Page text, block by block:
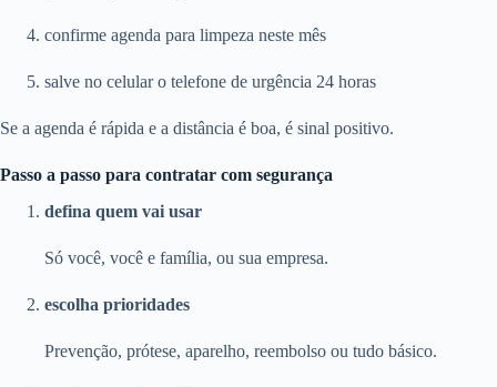
confirme agenda para limpeza neste mês
salve no celular o telefone de urgência 24 horas
Se a agenda é rápida e a distância é boa, é sinal positivo.
Passo a passo para contratar com segurança
defina quem vai usar
Só você, você e família, ou sua empresa.
escolha prioridades
Prevenção, prótese, aparelho, reembolso ou tudo básico.